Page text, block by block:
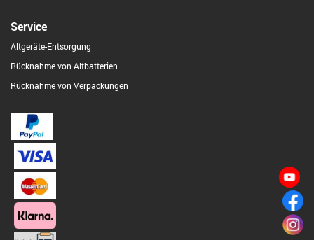
Service
Altgeräte-Entsorgung
Rücknahme von Altbatterien
Rücknahme von Verpackungen